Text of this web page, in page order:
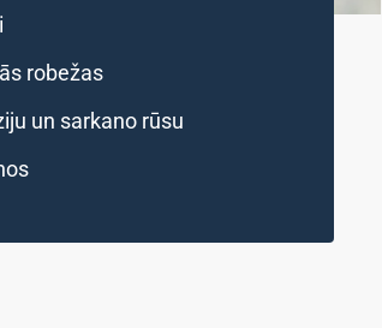
robežas
un sarkano rūsu